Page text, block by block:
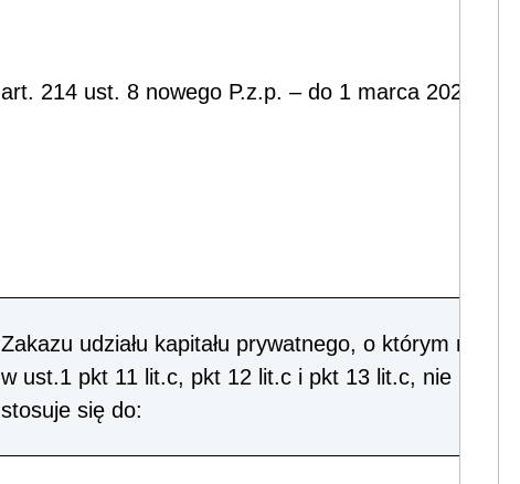
art. 214 ust. 8 nowego P.z.p. – do 1 marca 2021 r.
Zakazu udziału kapitału prywatnego, o którym mowa
w ust.1 pkt 11 lit.c, pkt 12 lit.c i pkt 13 lit.c, nie
stosuje się do: